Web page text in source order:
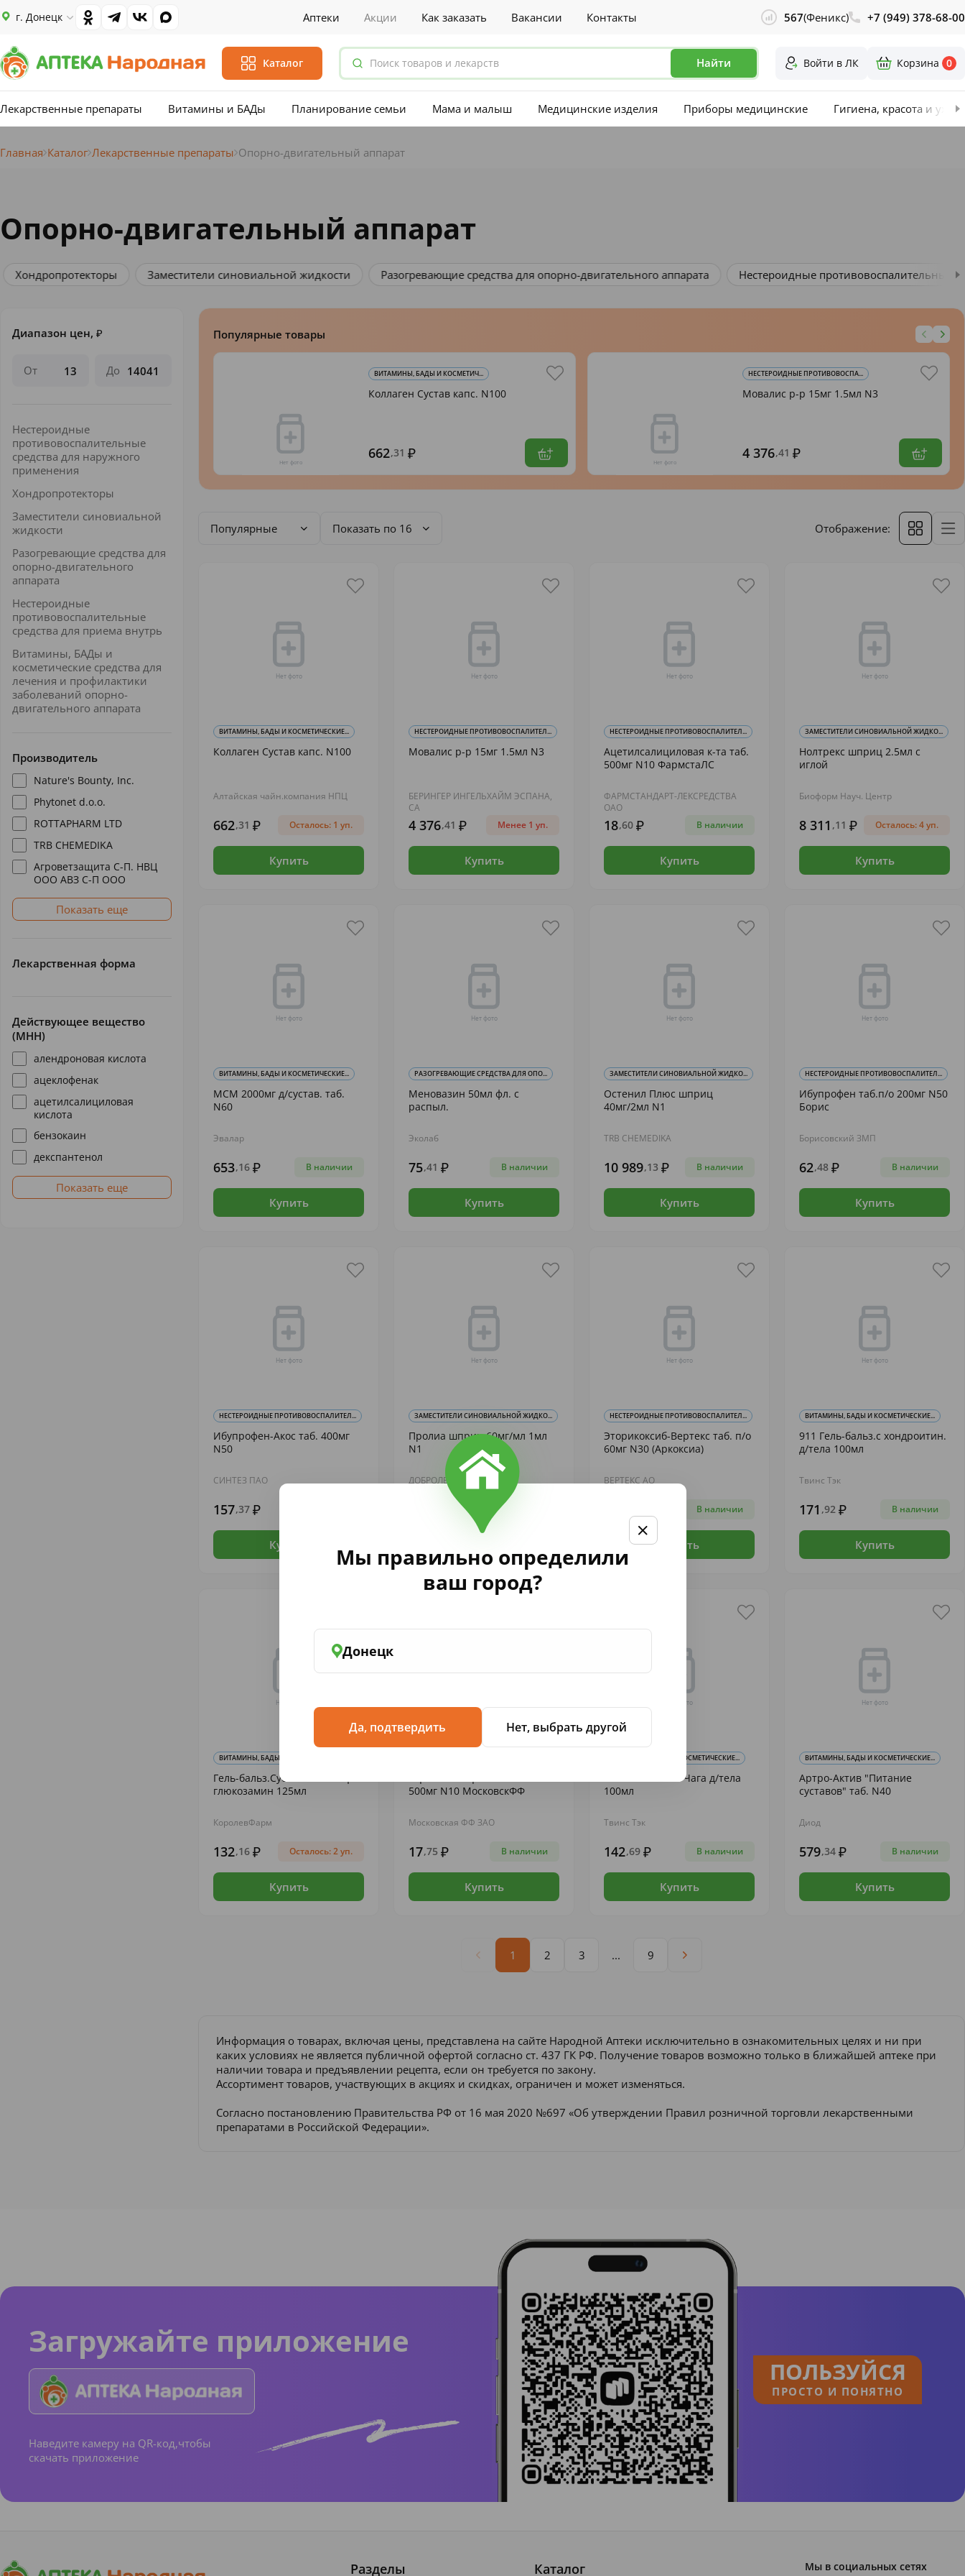
г. Донецк Аптеки Акции Как заказать Вакансии Контакты 567(Феникс) +7 (949) 378-68-00
Каталог Найти Войти в ЛК Корзина 0
Лекарственные препараты Витамины и БАДы Планирование семьи Мама и малыш Медицинские изделия Приборы медицинские Гигиена, красота и уход
Мы правильно определили
ваш город?
Донецк
Да, подтвердить Нет, выбрать другой
Главная Каталог Лекарственные препараты Опорно-двигательный аппарат
Опорно-двигательный аппарат
Хондропротекторы Заместители синовиальной жидкости Разогревающие средства для опорно-двигательного аппарата Нестероидные противовоспалительные
Диапазон цен, ₽
От До
Нестероидные
противовоспалительные
средства для наружного
применения
Хондропротекторы
Заместители синовиальной
жидкости
Разогревающие средства для
опорно-двигательного
аппарата
Нестероидные
противовоспалительные
средства для приема внутрь
Витамины, БАДы и
косметические средства для
лечения и профилактики
заболеваний опорно-
двигательного аппарата
Производитель
Nature's Bounty, Inc.
Phytonet d.o.o.
ROTTAPHARM LTD
TRB CHEMEDIKA
Агроветзащита С-П. НВЦ
ООО АВЗ С-П ООО
Показать еще
Лекарственная форма
Действующее вещество
(МНН)
алендроновая кислота
ацеклофенак
ацетилсалициловая
кислота
бензокаин
декспантенол
Показать еще
Популярные товары
ВИТАМИНЫ, БАДЫ И КОСМЕТИЧ...
Коллаген Сустав капс. N100
662,31
НЕСТЕРОИДНЫЕ ПРОТИВОВОСПА...
Мовалис р-р 15мг 1.5мл N3
4 376,41
Популярные Показать по 16 Отображение:
ВИТАМИНЫ, БАДЫ И КОСМЕТИЧЕСКИЕ...
Коллаген Сустав капс. N100
Алтайская чайн.компания НПЦ
662,31 Осталось: 1 уп.
Купить
НЕСТЕРОИДНЫЕ ПРОТИВОВОСПАЛИТЕЛ...
Мовалис р-р 15мг 1.5мл N3
БЕРИНГЕР ИНГЕЛЬХАЙМ ЭСПАНА,
СА
4 376,41 Менее 1 уп.
Купить
НЕСТЕРОИДНЫЕ ПРОТИВОВОСПАЛИТЕЛ...
Ацетилсалициловая к-та таб.
500мг N10 ФармстаЛС
ФАРМСТАНДАРТ-ЛЕКСРЕДСТВА
ОАО
18,60 В наличии
Купить
ЗАМЕСТИТЕЛИ СИНОВИАЛЬНОЙ ЖИДКО...
Нолтрекс шприц 2.5мл с
иглой
Биоформ Науч. Центр
8 311 ,11 Осталось: 4 уп.
Купить
ВИТАМИНЫ, БАДЫ И КОСМЕТИЧЕСКИЕ...
МСМ 2000мг д/сустав. таб.
N60
Эвалар
653,16 В наличии
Купить
РАЗОГРЕВАЮЩИЕ СРЕДСТВА ДЛЯ ОПО...
Меновазин 50мл фл. с
распыл.
Эколаб
75,41 В наличии
Купить
ЗАМЕСТИТЕЛИ СИНОВИАЛЬНОЙ ЖИДКО...
Остенил Плюс шприц
40мг/2мл N1
TRB CHEMEDIKA
10 989,13 В наличии
Купить
НЕСТЕРОИДНЫЕ ПРОТИВОВОСПАЛИТЕЛ...
Ибупрофен таб.п/о 200мг N50
Борис
Борисовский ЗМП
62,48 В наличии
Купить
НЕСТЕРОИДНЫЕ ПРОТИВОВОСПАЛИТЕЛ...
Ибупрофен-Акос таб. 400мг
N50
СИНТЕЗ ПАО
157,37
Купить
ЗАМЕСТИТЕЛИ СИНОВИАЛЬНОЙ ЖИДКО...
Пролиа шприц 60мг/мл 1мл
N1
ДОБРОЛЕК
,70 В наличии
НЕСТЕРОИДНЫЕ ПРОТИВОВОСПАЛИТЕЛ...
Эторикоксиб-Вертекс таб. п/о
60мг N30 (Аркоксиа)
ВЕРТЕКС АО
В наличии
Купить
ВИТАМИНЫ, БАДЫ И КОСМЕТИЧЕСКИЕ...
911 Гель-бальз.с хондроитин.
д/тела 100мл
Твинс Тэк
171 ,92 В наличии
Купить
ВИТАМИНЫ, БАДЫ И КОСМЕТИЧЕСКИЕ...
Гель-бальз.Суставит Бишофит
глюкозамин 125мл
КоролевФарм
132,16 Осталось: 2 уп.
Купить
500мг N10 МосковскФФ
Московская ФФ ЗАО
17,75 В наличии
Купить
ВИТАМИНЫ, БАДЫ И КОСМЕТИЧЕСКИЕ...
911 Гель-бальз. Чага д/тела
100мл
Твинс Тэк
142,69 В наличии
Купить
ВИТАМИНЫ, БАДЫ И КОСМЕТИЧЕСКИЕ...
Артро-Актив "Питание
суставов" таб. N40
Диод
579,34 В наличии
Купить
1 2 3 ... 9
Информация о товарах, включая цены, представлена на сайте Народной Аптеки исключительно в ознакомительных целях и ни при
каких условиях не является публичной офертой согласно ст. 437 ГК РФ. Получение товаров возможно только в ближайшей аптеке при
наличии товара и предъявлении рецепта, если он требуется по закону.
Ассортимент товаров, участвующих в акциях и скидках, ограничен и может изменяться.
Согласно постановлению Правительства РФ от 16 мая 2020 №697 «Об утверждении Правил розничной торговли лекарственными
препаратами в Российской Федерации».
Загружайте приложение
Наведите камеру на QR-код,чтобы
скачать приложение
ПОЛЬЗУЙСЯ
ПРОСТО И ПОНЯТНО
Разделы Каталог Мы в социальных сетях